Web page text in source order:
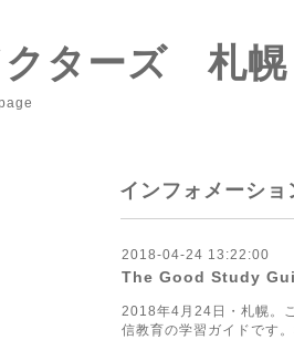
クターズ 札幌
インフォメーショ
2018-04-24 13:22:00
The Good Study
2018年4月24日・札幌。
信教育の学習ガイドです